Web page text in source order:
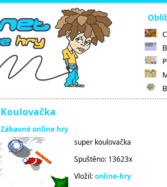
Koulovačka
Zábavné online hry
super koulovačka
Spuštěno: 13623x
Vložil:online-hry